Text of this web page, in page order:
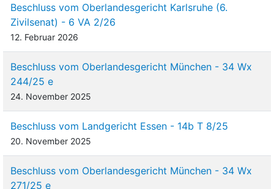
Beschluss vom Oberlandesgericht Karlsruhe (6.
Zivilsenat) - 6 VA 2/26
12. Februar 2026
Beschluss vom Oberlandesgericht München - 34 Wx
244/25 e
24. November 2025
Beschluss vom Landgericht Essen - 14b T 8/25
20. November 2025
Beschluss vom Oberlandesgericht München - 34 Wx
271/25 e